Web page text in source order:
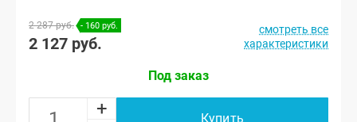
2 287 руб. - 160 руб.
2 127 руб.
смотреть все
характеристики
Под заказ
+
Купить